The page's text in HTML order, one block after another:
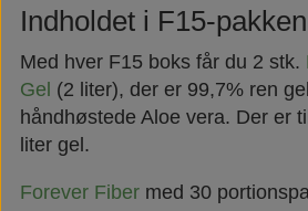
Indholdet i F15-pakken
Med hver F15 boks får du 2 stk.
Gel (2 liter), der er 99,7% ren
håndhøstede Aloe vera. Der er
liter gel.
Forever Fiber med 30